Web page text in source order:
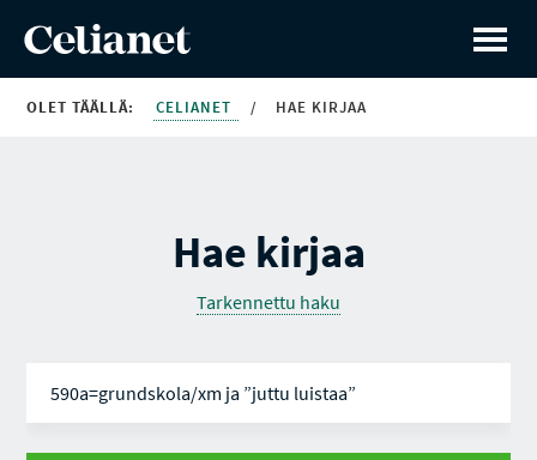
OLET TÄÄLLÄ: CELIANET / HAE KIRJAA
Hae kirjaa
Tarkennettu haku